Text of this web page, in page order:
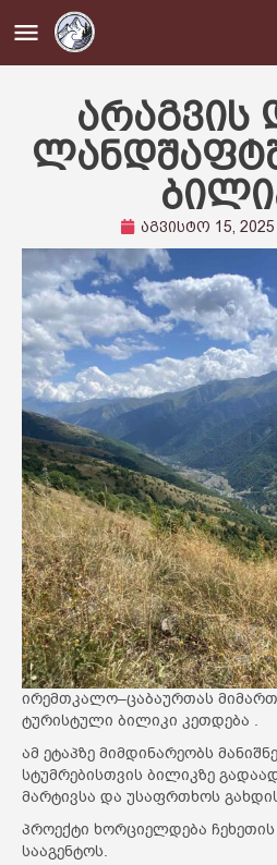
არაგვის
აგვისტო 15, 2025
ირემთკალო–ცაბაურთას
ტურისტული ბილიკი კეთდება .
ამ ეტაპზე მიმდინარეობს
სტუმრებისთვის ბილიკზე
მარტივსა და უსაფრთხოს
პროექტი ხორციელდება ჩეხეთის
სააგენტოს.